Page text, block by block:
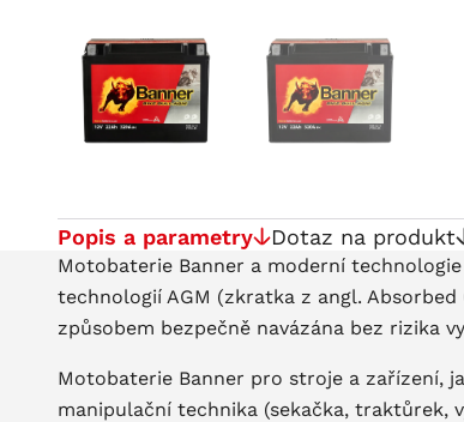
Popis a parametry Dotaz na produkt
Motobaterie Banner a moderní
technologií AGM (zkratka z angl.
způsobem bezpečně navázána bez rizika
Motobaterie Banner pro stroje a zařízení,
manipulační technika (sekačka, traktůrek,